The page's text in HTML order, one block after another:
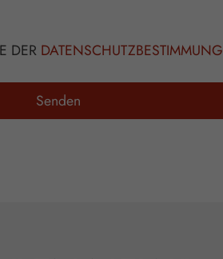
DER DATENSCHUTZBESTIMMUNG